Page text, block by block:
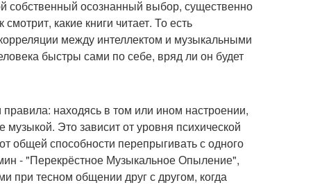
собственный осознанный выбор, существенно
какие книги читает. То есть
между интеллектом и музыкальными
быстры сами по себе, вряд ли он будет
находясь в том или ином настроении,
Это зависит от уровня психической
общей способности перепрыгивать с одного
- "Перекрёстное Музыкальное Опыление",
при тесном общении друг с другом, когда